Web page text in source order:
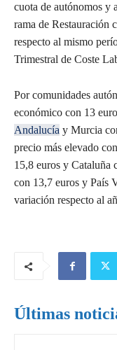
cuota de autónomos y
rama de Restauración
respecto al mismo
Trimestral de Coste
Por comunidades
económico con 13
Andalucía y Murcia
precio más elevado
15,8 euros y Cataluña
con 13,7 euros y País
variación respecto al
Últimas